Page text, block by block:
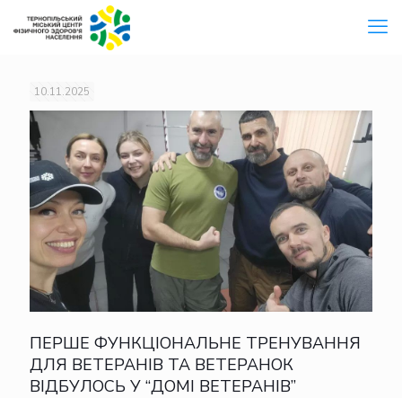
10.11.2025
ПЕРШЕ ФУНКЦІОНАЛЬНЕ ТРЕНУВАННЯ
ДЛЯ ВЕТЕРАНІВ ТА ВЕТЕРАНОК
ВІДБУЛОСЬ У “ДОМІ ВЕТЕРАНІВ”